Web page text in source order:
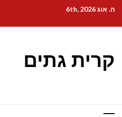
content
ה. אוג 6th, 2026
קרית גתים